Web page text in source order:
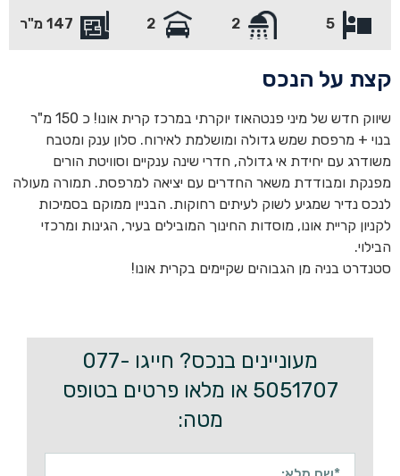
על הנכס
שיווק חדש של מיני פנטהאוז יוקרתי במרכז קרית אונו! כ 150 מ"ר
מרפסת שמש גדולה ומושלמת לאירוח. סלון ענק ומטבח
עם יחידת אי גדולה, חדרי שינה ענקיים וסוויטת הורים
ומבודדת משאר החדרים עם יציאה למרפסת. תמורה מעולה
שמגיע לשוק לעיתים רחוקות. הבניין ממוקם בסמיכות
קריית אונו, מוסדות החינוך המובילים בעיר, הגינות ומרכזי
בניה מן הגבוהים שקיימים בקרית אונו!
מעוניינים בנכס? חייגו 077-
5051707 או מלאו פרטים בטופס